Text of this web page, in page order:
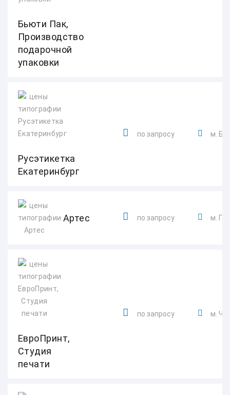
Бьюти Пак,
Производство
подарочной
упаковки
Русэтикетка
Екатеринбург
по запросу м.
Артес по запросу м.
ЕвроПринт,
Студия
печати
по запросу м.